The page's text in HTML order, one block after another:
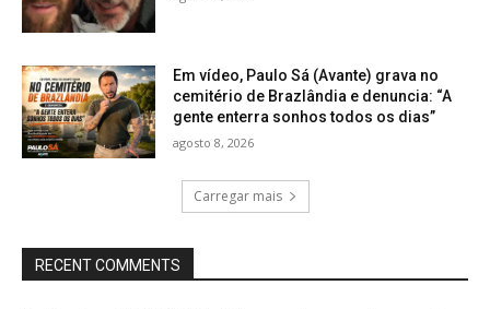
Em vídeo, Paulo Sá (Avante) grava no
cemitério de Brazlândia e denuncia: “A
gente enterra sonhos todos os dias”
agosto 8, 2026
Carregar mais
RECENT COMMENTS